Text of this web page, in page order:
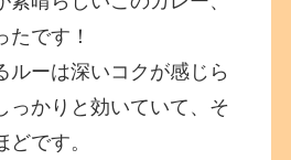
です！
ルーは深いコクが感じら
っかりと効いていて、そ
どです。